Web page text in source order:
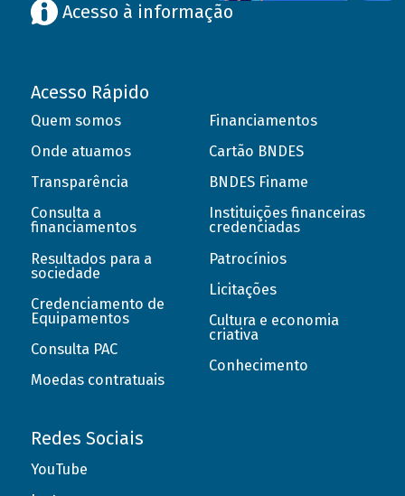
Acesso à informação
Acesso Rápido
Quem somos
Onde atuamos
Transparência
Consulta a
financiamentos
Resultados para a
sociedade
Credenciamento de
Equipamentos
Consulta PAC
Moedas contratuais
Financiamentos
Cartão BNDES
BNDES Finame
Instituições financeiras
credenciadas
Patrocínios
Licitações
Cultura e economia
criativa
Conhecimento
Redes Sociais
YouTube